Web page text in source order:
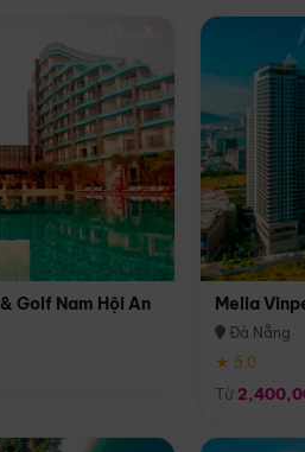
Golf Nam Hội An Melia
Đà Nẵng
★ 5.0
Từ